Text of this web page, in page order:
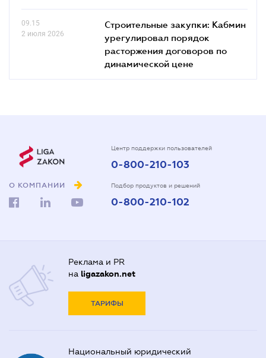
09.15
2 июля 2026
Строительные закупки: Кабмин
урегулировал порядок
расторжения договоров по
динамической цене
О КОМПАНИИ
Центр поддержки пользователей
0-800-210-103
Подбор продуктов и решений
0-800-210-102
Реклама и PR
на ligazakon.net
ТАРИФЫ
Национальный юридический